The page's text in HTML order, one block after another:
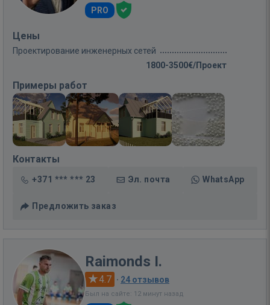
PRO
Цены
Проектирование инженерных сетей
1800-3500€/Проект
Примеры работ
Контакты
+371 *** *** 23 Эл. почта WhatsApp
Предложить заказ
Raimonds I.
4.7 · 24 отзывов
Был на сайте: 12 минут назад